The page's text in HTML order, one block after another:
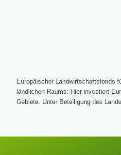
Europäischer Landwirtschaftsfonds
ländlichen Raums: Hier investiert
Gebiete. Unter Beteiligung des